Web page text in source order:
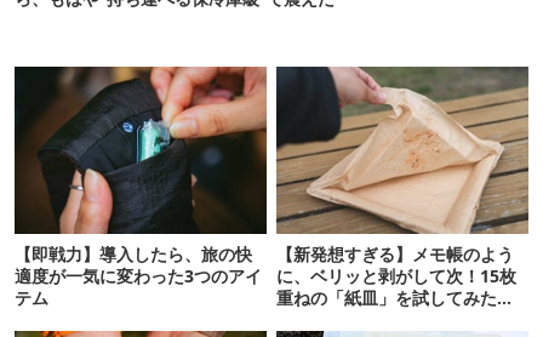
【即戦力】導入したら、旅の快
適度が一気に変わった3つのアイ
テム
【新発想すぎる】メモ帳のよう
に、ベリッと剥がして次！15枚
重ねの「紙皿」を試してみた